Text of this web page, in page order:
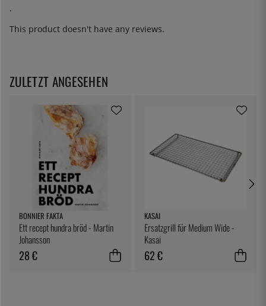
.
This product doesn't have any reviews.
ZULETZT ANGESEHEN
BONNIER FAKTA
Ett recept hundra bröd - Martin
Johansson
28 €
KASAI
Ersatzgrill für Medium Wide -
Kasai
62 €